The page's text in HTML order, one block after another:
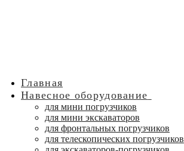
Главная
Навесное оборудование
для мини погрузчиков
для мини экскаваторов
для фронтальных погрузчиков
для телескопических погрузчиков